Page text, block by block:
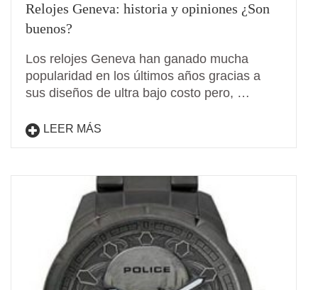
Relojes Geneva: historia y opiniones ¿Son
buenos?
Los relojes Geneva han ganado mucha
popularidad en los últimos años gracias a
sus diseños de ultra bajo costo pero, …
LEER MÁS